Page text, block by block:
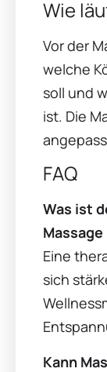
Wie
Vor der
welche
soll und
ist. Die
FAQ
Was ist
Eine
sich
Kann